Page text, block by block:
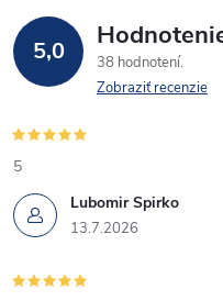
5,0
38 hodnotení
Zobraziť recenzie
Lubomir Spirko
13.7.2026
5